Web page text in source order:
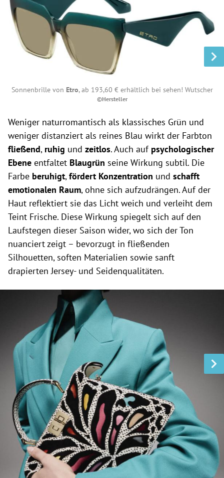
Sonnenbrille von Etro, ab 193,60 € erhältlich bei sehen! Wutscher
©Hersteller
Weniger naturromantisch als klassisches Grün und
weniger distanziert als reines Blau wirkt der Farbton
fließend, ruhig und zeitlos. Auch auf psychologischer
Ebene entfaltet Blaugrün seine Wirkung subtil. Die
Farbe beruhigt,fördert Konzentration und schafft
emotionalen Raum, ohne sich aufzudrängen. Auf der
Haut reflektiert sie das Licht weich und verleiht dem
Teint Frische. Diese Wirkung spiegelt sich auf den
Laufstegen dieser Saison wider, wo sich der Ton
nuanciert zeigt – bevorzugt in fließenden
Silhouetten, soften Materialien sowie sanft
drapierten Jersey- und Seidenqualitäten.